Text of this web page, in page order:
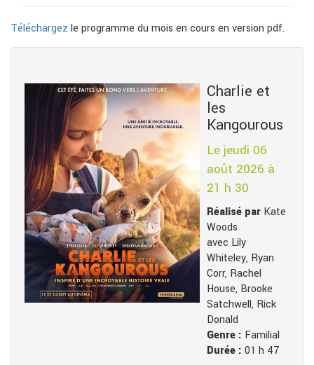
Téléchargez le programme du mois en cours en version pdf.
Charlie et
les
Kangourous
Le jeudi 06
août 2026 à
21 h 30
Réalisé par Kate
Woods
avec Lily
Whiteley, Ryan
Corr, Rachel
House, Brooke
Satchwell, Rick
Donald
Genre : Familial
Durée : 01 h 47